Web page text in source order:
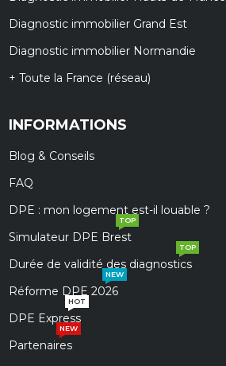
Diagnostic immobilier Grand Est
Diagnostic immobilier Normandie
+ Toute la France (réseau)
INFORMATIONS
Blog & Conseils
FAQ
DPE : mon logement est-il louable ?
Simulateur DPE Brest
TOP
Durée de validité des diagnostics
TOP
Réforme DPE 2026
NEW
DPE Express
HOT
Partenaires
NEW